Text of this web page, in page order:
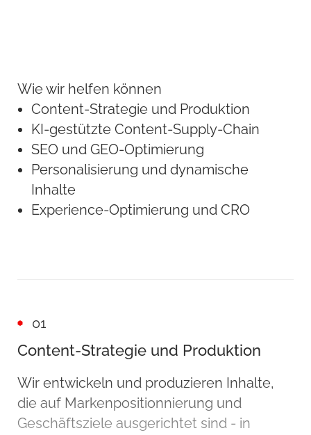
Wie wir helfen können
Content-Strategie und Produktion
KI-gestützte Content-Supply-Chain
SEO und GEO-Optimierung
Personalisierung und dynamische
Inhalte
Experience-Optimierung und CRO
01
Content-Strategie und Produktion
Wir entwickeln und produzieren Inhalte,
die auf Markenpositionnierung und
Geschäftsziele ausgerichtet sind - in